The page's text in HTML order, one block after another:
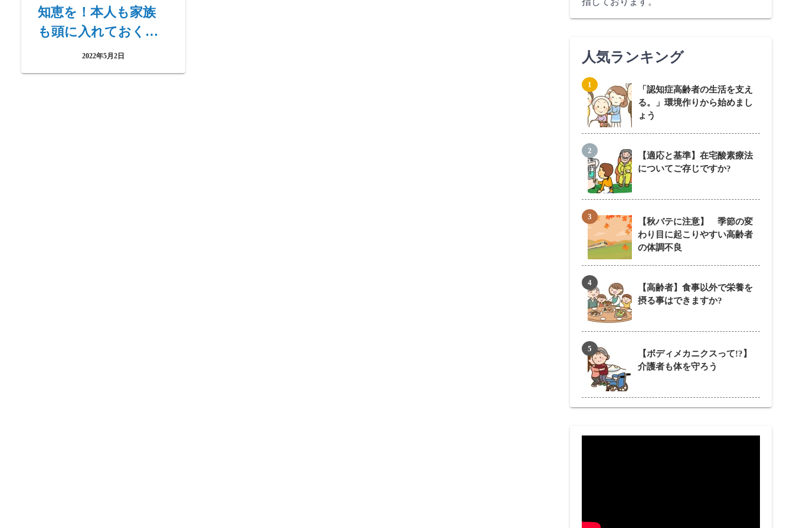
知恵を！本人も家族
も頭に入れておくべ
き対策はこの４つ！
2022年5月2日 人気ランキング
「認知症高齢者の生活を支え
る。」環境作りから始めまし
ょう
【適応と基準】在宅酸素療法
についてご存じですか?
【秋バテに注意】 季節の変
わり目に起こりやすい高齢者
の体調不良
【高齢者】食事以外で栄養を
摂る事はできますか?
【ボディメカニクスって!?】
介護者も体を守ろう